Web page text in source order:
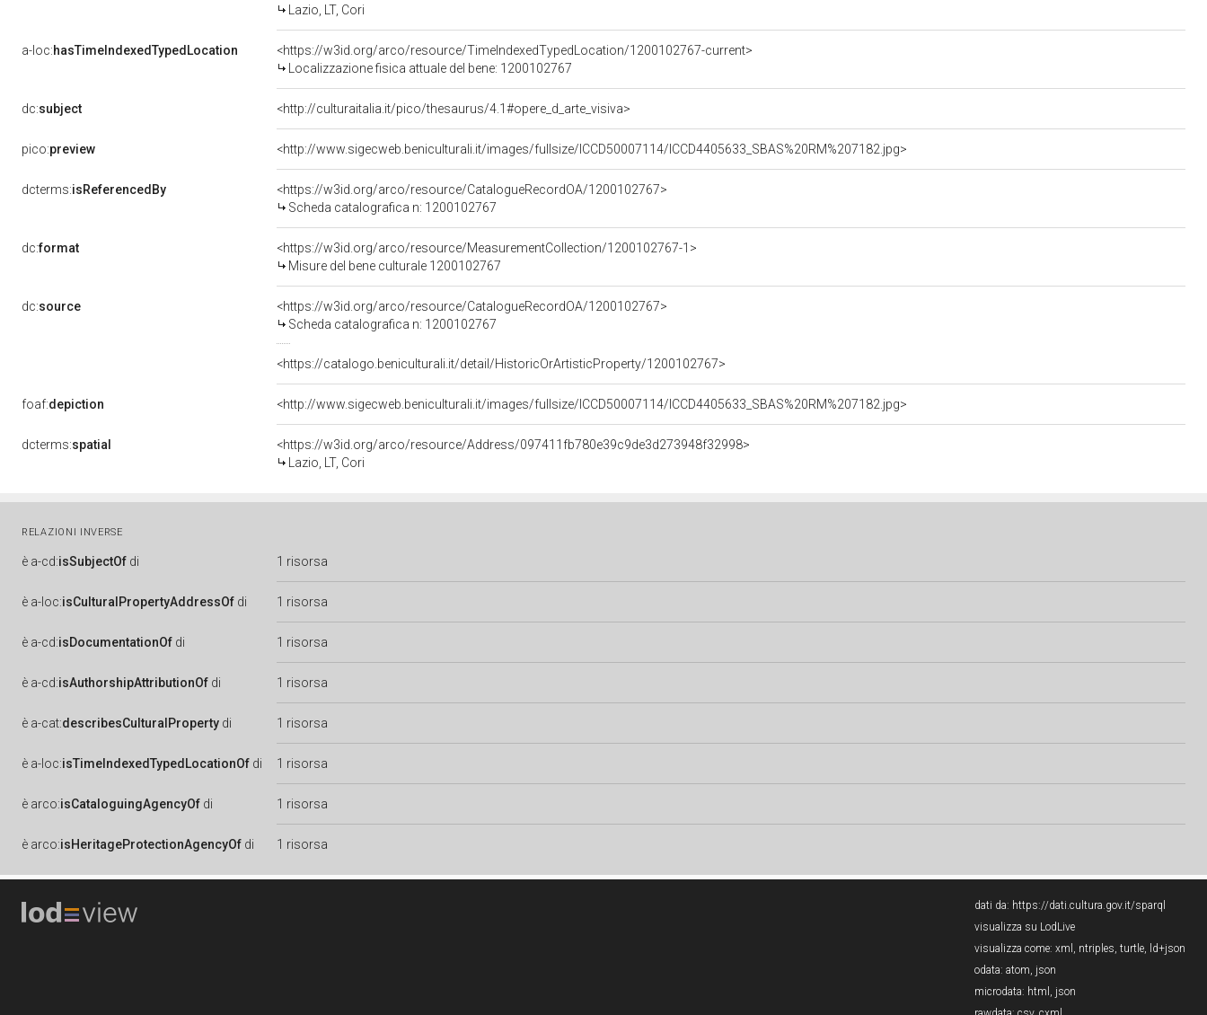
Lazio, LT, Cori
a-loc:hasTimeIndexedTypedLocation
<https://w3id.org/arco/resource/TimeIndexedTypedLocation/1200102767-current>
Localizzazione fisica attuale del bene: 1200102767
dc:subject <http://culturaitalia.it/pico/thesaurus/4.1#opere_d_arte_visiva>
pico:preview <http://www.sigecweb.beniculturali.it/images/fullsize/ICCD50007114/ICCD4405633_SBAS%20RM%207182.jpg>
dcterms:isReferencedBy
<https://w3id.org/arco/resource/CatalogueRecordOA/1200102767>
Scheda catalografica n: 1200102767
dc:format
<https://w3id.org/arco/resource/MeasurementCollection/1200102767-1>
Misure del bene culturale 1200102767
dc:source
<https://w3id.org/arco/resource/CatalogueRecordOA/1200102767>
Scheda catalografica n: 1200102767
<https://catalogo.beniculturali.it/detail/HistoricOrArtisticProperty/1200102767>
foaf:depiction <http://www.sigecweb.beniculturali.it/images/fullsize/ICCD50007114/ICCD4405633_SBAS%20RM%207182.jpg>
dcterms:spatial
<https://w3id.org/arco/resource/Address/097411fb780e39c9de3d273948f32998>
Lazio, LT, Cori
RELAZIONI INVERSE
è a-cd:isSubjectOf di 1 risorsa
è a-loc:isCulturalPropertyAddressOf di 1 risorsa
è a-cd:isDocumentationOf di 1 risorsa
è a-cd:isAuthorshipAttributionOf di 1 risorsa
è a-cat:describesCulturalProperty di 1 risorsa
è a-loc:isTimeIndexedTypedLocationOf di 1 risorsa
è arco:isCataloguingAgencyOf di 1 risorsa
è arco:isHeritageProtectionAgencyOf di 1 risorsa
dati da: https://dati.cultura.gov.it/sparql
visualizza su LodLive
visualizza come: xml , ntriples, turtle, ld+json
odata: atom, json
microdata: html , json